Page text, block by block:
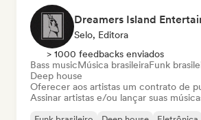
Dreamers Island
Selo, Editora
> 1000 feedbacks enviados
Bass musicMúsica brasileiraFunk
Deep house
Oferecer aos artistas um contrato de
Assinar artistas e/ou lançar suas